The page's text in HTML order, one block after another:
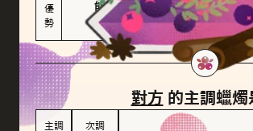
優
勢
能建立緊密關係
積極維繫關係熱度
可
對方 的主調蠟燭
主調 次調